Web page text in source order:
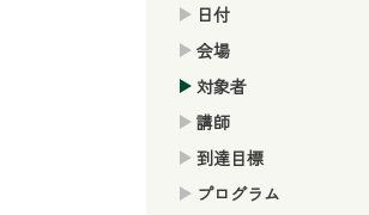
日付
会場
対象者
講師
到達目標
プログラム